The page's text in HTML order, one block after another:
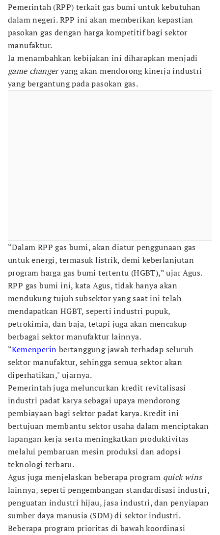
Pemerintah (RPP) terkait gas bumi untuk kebutuhan
dalam negeri. RPP ini akan memberikan kepastian
pasokan gas dengan harga kompetitif bagi sektor
manufaktur.
Ia menambahkan kebijakan ini diharapkan menjadi
game changeryang akan mendorong kinerja industri
yang bergantung pada pasokan gas.
“Dalam RPP gas bumi, akan diatur penggunaan gas
untuk energi, termasuk listrik, demi keberlanjutan
program harga gas bumi tertentu (HGBT),” ujar Agus.
RPP gas bumi ini, kata Agus, tidak hanya akan
mendukung tujuh subsektor yang saat ini telah
mendapatkan HGBT, seperti industri pupuk,
petrokimia, dan baja, tetapi juga akan mencakup
berbagai sektor manufaktur lainnya.
“Kemenperin bertanggung jawab terhadap seluruh
sektor manufaktur, sehingga semua sektor akan
diperhatikan," ujarnya.
Pemerintah juga meluncurkan kredit revitalisasi
industri padat karya sebagai upaya mendorong
pembiayaan bagi sektor padat karya. Kredit ini
bertujuan membantu sektor usaha dalam menciptakan
lapangan kerja serta meningkatkan produktivitas
melalui pembaruan mesin produksi dan adopsi
teknologi terbaru.
Agus juga menjelaskan beberapa program quick wins
lainnya, seperti pengembangan standardisasi industri,
penguatan industri hijau, jasa industri, dan penyiapan
sumber daya manusia (SDM) di sektor industri.
Beberapa program prioritas di bawah koordinasi